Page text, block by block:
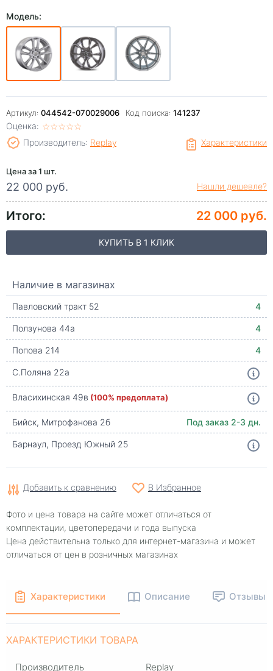
Модель:
Артикул: 044542-070029006 Код поиска: 141237
Оценка: ☆☆☆☆☆
★★★★★
Характеристики
Производитель: Replay
Цена за 1 шт.
22 000 руб. Нашли дешевле?
Итого: 22 000 руб.
КУПИТЬ В 1 КЛИК
Наличие в магазинах
Павловский тракт 52
4
Ползунова 44а
4
Попова 214
4
С.Поляна 22а
Власихинская 49в (100% предоплата)
Бийск, Митрофанова 2б
Под заказ 2-3 дн.
Барнаул, Проезд Южный 25
Добавить к сравнению В Избранное
Фото и цена товара на сайте может отличаться от
комплектации, цветопередачи и года выпуска
Цена действительна только для интернет-магазина и может
отличаться от цен в розничных магазинах
Характеристики Описание Отзывы
ХАРАКТЕРИСТИКИ ТОВАРА
Производитель
Replay